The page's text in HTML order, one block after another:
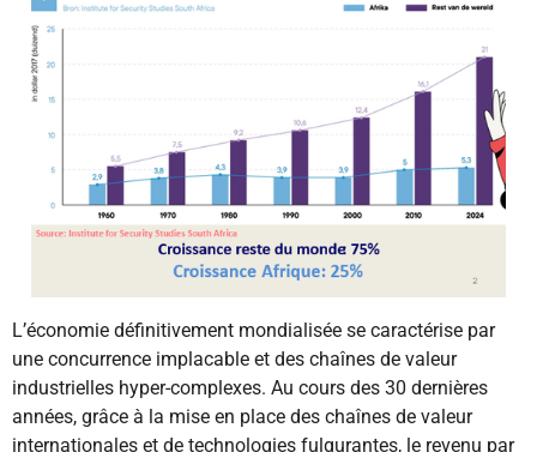
L’économie définitivement mondialisée se caractérise par
une concurrence implacable et des chaînes de valeur
industrielles hyper-complexes. Au cours des 30 dernières
années, grâce à la mise en place des chaînes de valeur
internationales et de technologies fulgurantes, le revenu par